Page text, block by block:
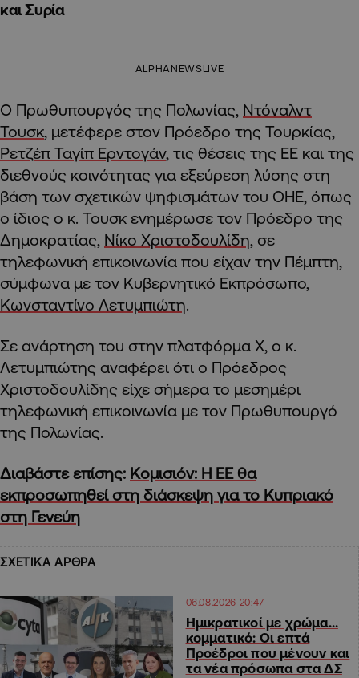
και Συρία
ALPHANEWSLIVE
Ο Πρωθυπουργός της Πολωνίας, Ντόναλντ
Τουσκ, μετέφερε στον Πρόεδρο της Τουρκίας,
Ρετζέπ Ταγίπ Ερντογάν, τις θέσεις της ΕΕ και της
διεθνούς κοινότητας για εξεύρεση λύσης στη
βάση των σχετικών ψηφισμάτων του ΟΗΕ, όπως
ο ίδιος ο κ. Τουσκ ενημέρωσε τον Πρόεδρο της
Δημοκρατίας, Νίκο Χριστοδουλίδη, σε
τηλεφωνική επικοινωνία που είχαν την Πέμπτη,
σύμφωνα με τον Κυβερνητικό Εκπρόσωπο,
Κωνσταντίνο Λετυμπιώτη.
Σε ανάρτηση του στην πλατφόρμα Χ, ο κ.
Λετυμπιώτης αναφέρει ότι ο Πρόεδρος
Χριστοδουλίδης είχε σήμερα το μεσημέρι
τηλεφωνική επικοινωνία με τον Πρωθυπουργό
της Πολωνίας.
Διαβάστε επίσης: Κομισιόν: Η ΕΕ θα
εκπροσωπηθεί στη διάσκεψη για το Κυπριακό
στη Γενεύη
ΣΧΕΤΙΚΑ ΑΡΘΡΑ
06.08.2026 20:47
Ημικρατικοί με χρώμα…
κομματικό: Οι επτά
Προέδροι που μένουν και
τα νέα πρόσωπα στα ΔΣ